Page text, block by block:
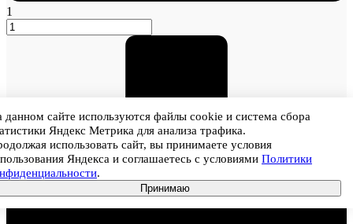
1
данном сайте используются файлы cookie и система сбора
Яндекс Метрика для анализа трафика.
использовать сайт, вы принимаете условия
Яндекса и соглашаетесь с условиями Политики
.
Принимаю